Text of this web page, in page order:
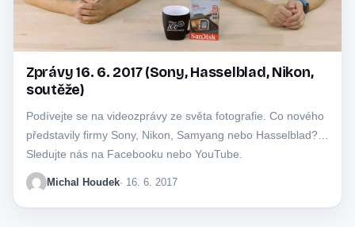
Zprávy 16. 6. 2017 (Sony, Hasselblad, Nikon,
soutěže)
Podívejte se na videozprávy ze světa fotografie. Co nového
představily firmy Sony, Nikon, Samyang nebo Hasselblad?
Sledujte nás na Facebooku nebo YouTube.
Michal Houdek· 16. 6. 2017